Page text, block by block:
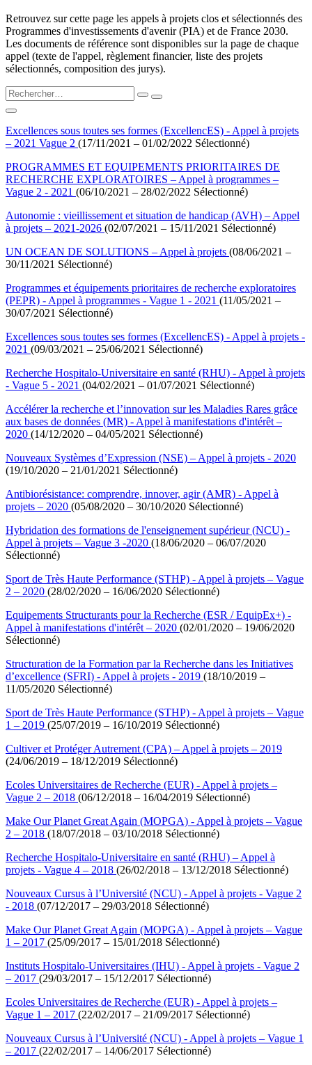
Retrouvez sur cette page les appels à projets clos et sélectionnés des
Programmes d'investissements d'avenir (PIA) et de France 2030.
Les documents de référence sont disponibles sur la page de chaque
appel (texte de l'appel, règlement financier, liste des projets
sélectionnés, composition des jurys).
Excellences sous toutes ses formes (ExcellencES) - Appel à projets
– 2021 Vague 2 (17/11/2021 – 01/02/2022 Sélectionné)
PROGRAMMES ET EQUIPEMENTS PRIORITAIRES DE
RECHERCHE EXPLORATOIRES – Appel à programmes –
Vague 2 - 2021 (06/10/2021 – 28/02/2022 Sélectionné)
Autonomie : vieillissement et situation de handicap (AVH) – Appel
à projets – 2021-2026 (02/07/2021 – 15/11/2021 Sélectionné)
UN OCEAN DE SOLUTIONS – Appel à projets (08/06/2021 –
30/11/2021 Sélectionné)
Programmes et équipements prioritaires de recherche exploratoires
(PEPR) - Appel à programmes - Vague 1 - 2021 (11/05/2021 –
30/07/2021 Sélectionné)
Excellences sous toutes ses formes (ExcellencES) - Appel à projets -
2021 (09/03/2021 – 25/06/2021 Sélectionné)
Recherche Hospitalo-Universitaire en santé (RHU) - Appel à projets
- Vague 5 - 2021 (04/02/2021 – 01/07/2021 Sélectionné)
Accélérer la recherche et l’innovation sur les Maladies Rares grâce
aux bases de données (MR) - Appel à manifestations d'intérêt –
2020 (14/12/2020 – 04/05/2021 Sélectionné)
Nouveaux Systèmes d’Expression (NSE) – Appel à projets - 2020
(19/10/2020 – 21/01/2021 Sélectionné)
Antibiorésistance: comprendre, innover, agir (AMR) - Appel à
projets – 2020 (05/08/2020 – 30/10/2020 Sélectionné)
Hybridation des formations de l'enseignement supérieur (NCU) -
Appel à projets – Vague 3 -2020 (18/06/2020 – 06/07/2020
Sélectionné)
Sport de Très Haute Performance (STHP) - Appel à projets – Vague
2 – 2020 (28/02/2020 – 16/06/2020 Sélectionné)
Equipements Structurants pour la Recherche (ESR / EquipEx+) -
Appel à manifestations d'intérêt – 2020 (02/01/2020 – 19/06/2020
Sélectionné)
Structuration de la Formation par la Recherche dans les Initiatives
d’excellence (SFRI) - Appel à projets - 2019 (18/10/2019 –
11/05/2020 Sélectionné)
Sport de Très Haute Performance (STHP) - Appel à projets – Vague
1 – 2019 (25/07/2019 – 16/10/2019 Sélectionné)
Cultiver et Protéger Autrement (CPA) – Appel à projets – 2019
(24/06/2019 – 18/12/2019 Sélectionné)
Ecoles Universitaires de Recherche (EUR) - Appel à projets –
Vague 2 – 2018 (06/12/2018 – 16/04/2019 Sélectionné)
Make Our Planet Great Again (MOPGA) - Appel à projets – Vague
2 – 2018 (18/07/2018 – 03/10/2018 Sélectionné)
Recherche Hospitalo-Universitaire en santé (RHU) – Appel à
projets - Vague 4 – 2018 (26/02/2018 – 13/12/2018 Sélectionné)
Nouveaux Cursus à l’Université (NCU) - Appel à projets - Vague 2
- 2018 (07/12/2017 – 29/03/2018 Sélectionné)
Make Our Planet Great Again (MOPGA) - Appel à projets – Vague
1 – 2017 (25/09/2017 – 15/01/2018 Sélectionné)
Instituts Hospitalo-Universitaires (IHU) - Appel à projets - Vague 2
– 2017 (29/03/2017 – 15/12/2017 Sélectionné)
Ecoles Universitaires de Recherche (EUR) - Appel à projets –
Vague 1 – 2017 (22/02/2017 – 21/09/2017 Sélectionné)
Nouveaux Cursus à l’Université (NCU) - Appel à projets – Vague 1
– 2017 (22/02/2017 – 14/06/2017 Sélectionné)